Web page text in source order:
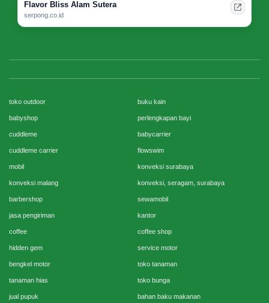
Flavor Bliss Alam Sutera
serpong.co.id
toko outdoor buku kain
babyshop perlengkapan bayi
cuddleme babycarrier
cuddleme carrier flowswim
mobil konveksi surabaya
konveksi malang konveksi, seragam, surabaya
barbershop sewamobil
jasa pengiriman kantor
coffee coffee shop
hidden gem service motor
bengkel motor toko tanaman
tanaman hias toko bunga
jual pupuk bahan baku makanan